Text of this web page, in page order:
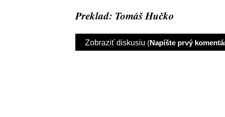
Preklad: Tomáš Hučko
Zobraziť diskusiu (Napíšte prvý